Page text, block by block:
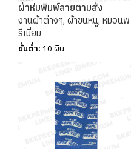
ผ้าห่มพิมพ์ลายตามสั่ง
งานผ้าต่างๆ, ผ้าขนหนู, หมอนพ
รีเมี่ยม
ขั้นต่ำ: 10 ผืน